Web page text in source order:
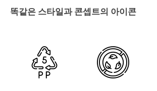
똑같은 스타일과 콘셉트의 아이콘